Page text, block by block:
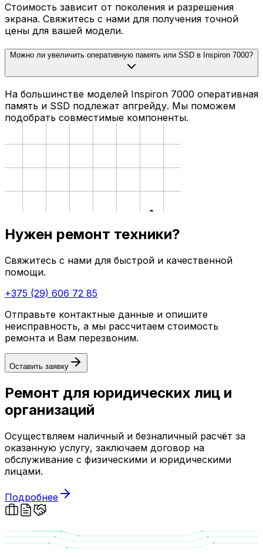
Стоимость зависит от поколения и разрешения
экрана. Свяжитесь с нами для получения точной
цены для вашей модели.
Можно ли увеличить оперативную память или SSD в Inspiron 7000?
На большинстве моделей Inspiron 7000 оперативная
память и SSD подлежат апгрейду. Мы поможем
подобрать совместимые компоненты.
Нужен ремонт техники?
Свяжитесь с нами для быстрой и качественной
помощи.
+375 (29) 606 72 85
Отправьте контактные данные и опишите
неисправность, а мы рассчитаем стоимость
ремонта и Вам перезвоним.
Оставить заявку
Ремонт для юридических лиц и
организаций
Осуществляем наличный и безналичный расчёт за
оказанную услугу, заключаем договор на
обслуживание с физическими и юридическими
лицами.
Подробнее